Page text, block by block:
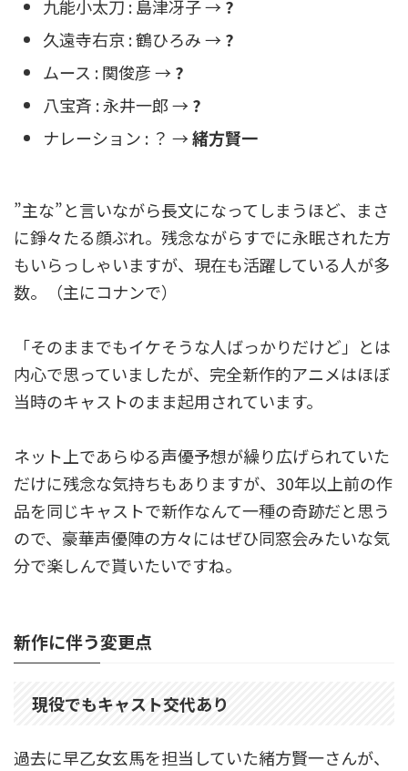
九能小太刀 : 島津冴子 → ?
久遠寺右京 : 鶴ひろみ → ?
ムース : 関俊彦 → ?
八宝斉 : 永井一郎 → ?
ナレーション : ？ →緒方賢一
”主な”と言いながら長文になってしまうほど、まさ
に錚々たる顔ぶれ。残念ながらすでに永眠された方
もいらっしゃいますが、現在も活躍している人が多
数。（主にコナンで）
「そのままでもイケそうな人ばっかりだけど」とは
内心で思っていましたが、完全新作的アニメはほぼ
当時のキャストのまま起用されています。
ネット上であらゆる声優予想が繰り広げられていた
だけに残念な気持ちもありますが、30年以上前の作
品を同じキャストで新作なんて一種の奇跡だと思う
ので、豪華声優陣の方々にはぜひ同窓会みたいな気
分で楽しんで貰いたいですね。
新作に伴う変更点
現役でもキャスト交代あり
過去に早乙女玄馬を担当していた緒方賢一さんが、